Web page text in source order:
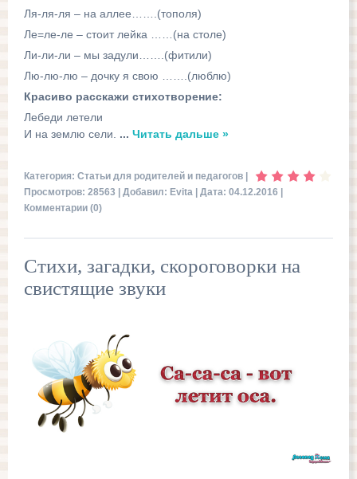
Ля-ля-ля – на аллее…….(тополя)
Ле=ле-ле – стоит лейка ……(на столе)
Ли-ли-ли – мы задули…….(фитили)
Лю-лю-лю – дочку я свою …….(люблю)
Красиво расскажи стихотворение:
Лебеди летели
И на землю сели.
... Читать дальше »
Категория: Статьи для родителей и педагогов |
Просмотров: 28563 | Добавил: Evita | Дата: 04.12.2016 |
Комментарии (0)
Стихи, загадки, скороговорки на
свистящие звуки